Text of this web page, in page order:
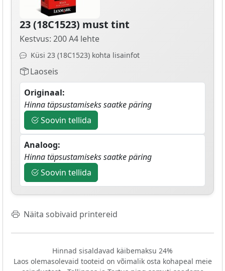
23 (18C1523) must tint
Kestvus: 200 A4 lehte
Küsi 23 (18C1523) kohta lisainfot
Laoseis
Originaal:
Hinna täpsustamiseks saatke päring
Soovin tellida
Analoog:
Hinna täpsustamiseks saatke päring
Soovin tellida
Näita sobivaid printereid
Hinnad sisaldavad käibemaksu 24%
Laos olemasolevaid tooteid on võimalik osta kohapeal meie